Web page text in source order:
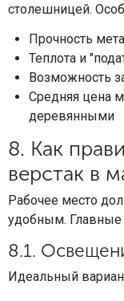
столешницей.
Прочность
Теплота и
Возможность
Средняя цена
деревянными
8. Как
верстак в
Рабочее место
удобным.
8.1.
Идеальный